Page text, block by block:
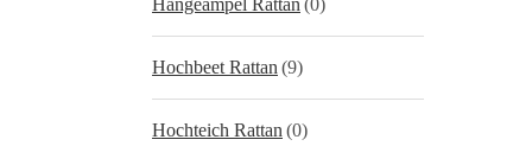
Hängeampel Rattan (0)
Hochbeet Rattan (9)
Hochteich Rattan (0)